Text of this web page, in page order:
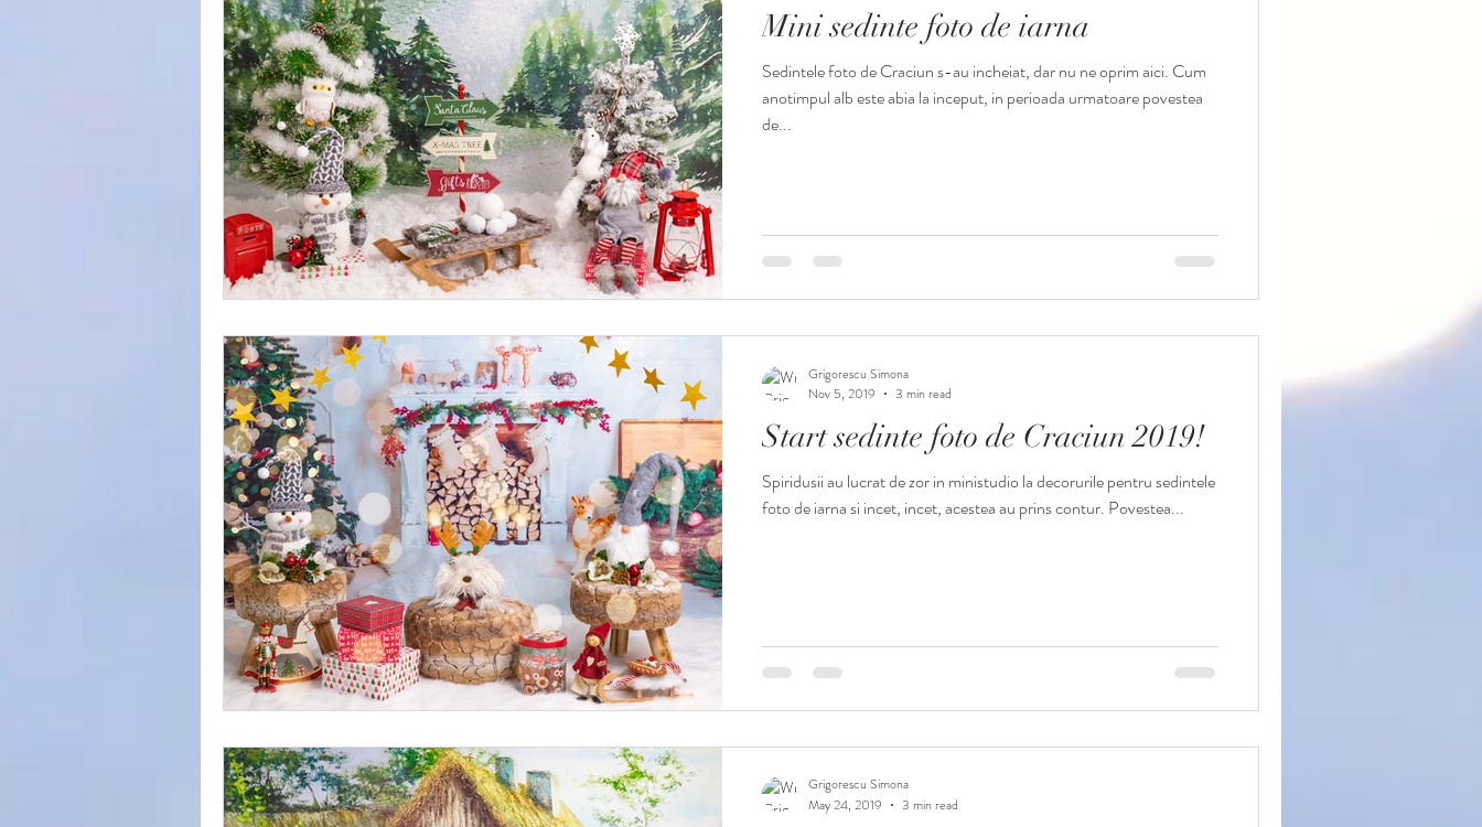
Mini sedinte foto de iarna
Sedintele foto de Craciun s-au incheiat, dar nu ne oprim aici. Cum
anotimpul alb este abia la inceput, in perioada urmatoare povestea
de...
Start sedinte foto de Craciun 2019!
Spiridusii au lucrat de zor in ministudio la decorurile pentru sedintele
foto de iarna si incet, incet, acestea au prins contur. Povestea...
Grigorescu Simona
Nov 5, 2019
3 min read
Grigorescu Simona
May 24, 2019
3 min read